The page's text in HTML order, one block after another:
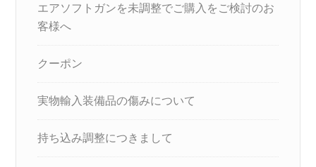
エアソフトガンを未調整でご購入をご検討のお
客様へ
クーポン
実物輸入装備品の傷みについて
持ち込み調整につきまして